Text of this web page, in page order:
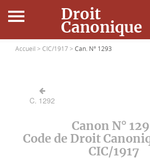
Droit
Canonique
Accueil
Ressources
Accueil > CIC/1917 > Can. N° 1293
C. 1292
Canon N°
Code de Droit
CIC/1917